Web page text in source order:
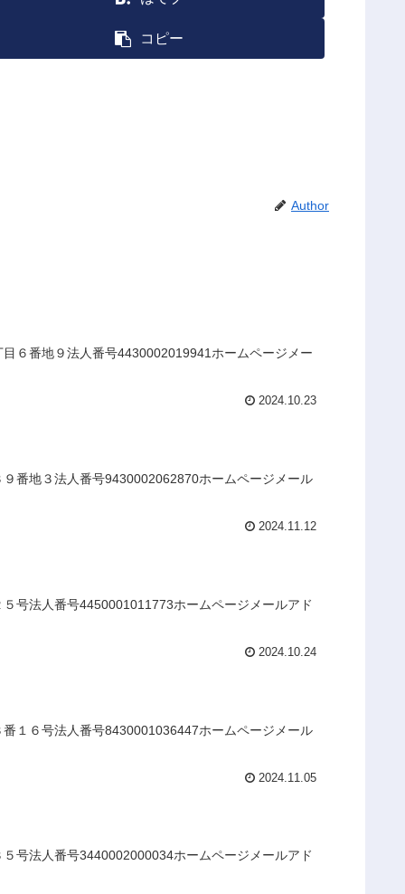
コピー
Author
６番地９法人番号4430002019941ホームページメー
2024.10.23
番地３法人番号9430002062870ホームページメール
2024.11.12
号法人番号4450001011773ホームページメールアド
2024.10.24
１６号法人番号8430001036447ホームページメール
2024.11.05
号法人番号3440002000034ホームページメールアド